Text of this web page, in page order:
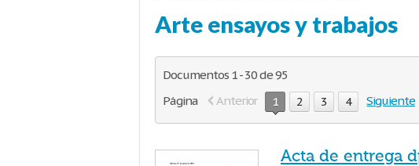
Arte ensayos y trabajos
Documentos 1 - 30 de 95
Página
Anterior 1 2 3 4 Siguiente
Acta de entrega